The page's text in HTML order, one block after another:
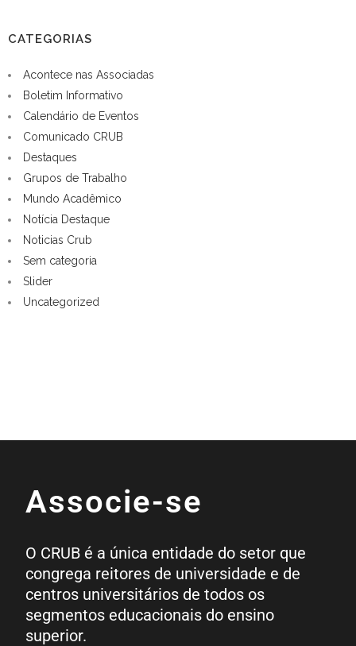
CATEGORIAS
Acontece nas Associadas
Boletim Informativo
Calendário de Eventos
Comunicado CRUB
Destaques
Grupos de Trabalho
Mundo Acadêmico
Notícia Destaque
Noticias Crub
Sem categoria
Slider
Uncategorized
Associe-se
O CRUB é a única entidade do setor que
congrega reitores de universidade e de
centros universitários de todos os
segmentos educacionais do ensino
superior.